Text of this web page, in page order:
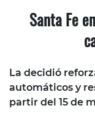
Santa Fe
La decidió
automáticos y
partir del 15 de